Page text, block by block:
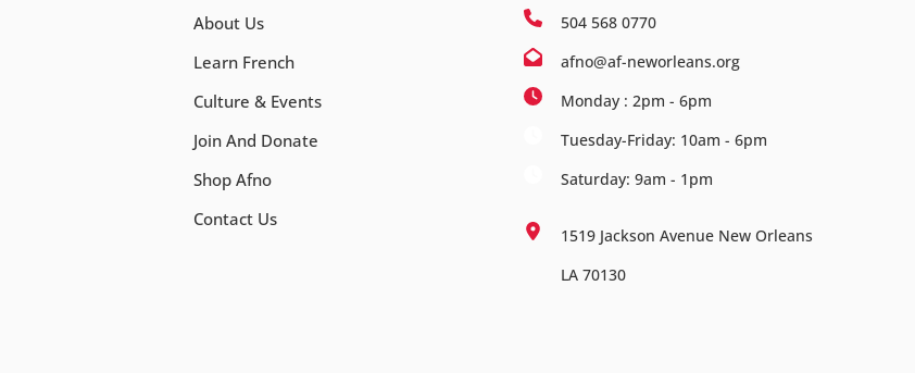
About Us
Learn French
Culture & Events
Join And Donate
Shop Afno
Contact Us
504 568 0770
afno@af-neworleans.org
Monday : 2pm - 6pm
Tuesday-Friday: 10am - 6pm
Saturday: 9am - 1pm
1519 Jackson Avenue New Orleans
LA 70130